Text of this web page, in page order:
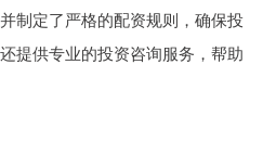
制定了严格的配资规则，确保投
提供专业的投资咨询服务，帮助